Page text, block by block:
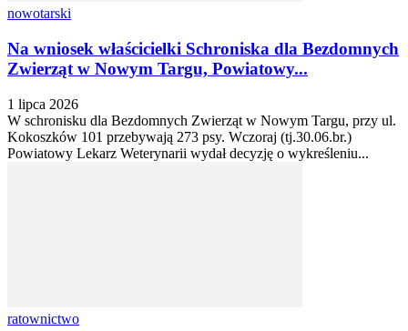
nowotarski
Na wniosek właścicielki Schroniska dla Bezdomnych
Zwierząt w Nowym Targu, Powiatowy...
1 lipca 2026
W schronisku dla Bezdomnych Zwierząt w Nowym Targu, przy ul.
Kokoszków 101 przebywają 273 psy. Wczoraj (tj.30.06.br.)
Powiatowy Lekarz Weterynarii wydał decyzję o wykreśleniu...
ratownictwo